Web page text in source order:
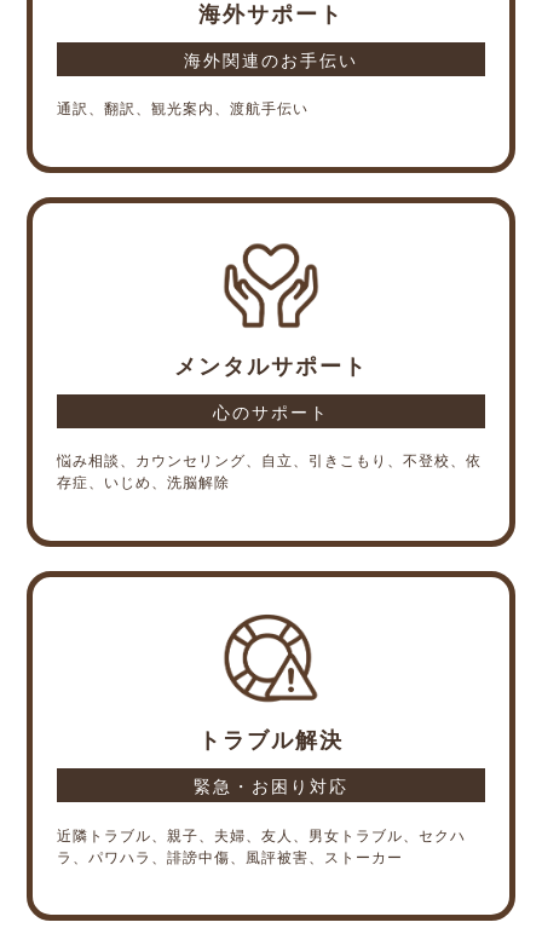
海外サポート
海外関連のお手伝い
通訳、翻訳、観光案内、渡航手伝い
メンタルサポート
心のサポート
悩み相談、カウンセリング、自立、引きこもり、不登校、依
存症、いじめ、洗脳解除
トラブル解決
緊急・お困り対応
近隣トラブル、親子、夫婦、友人、男女トラブル、セクハ
ラ、パワハラ、誹謗中傷、風評被害、ストーカー